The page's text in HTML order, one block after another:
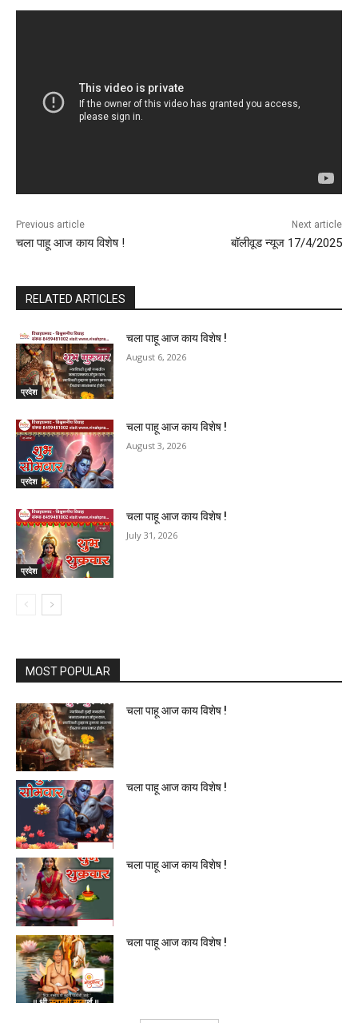
Previous article
चला पाहू आज काय विशेष !
Next article
बॉलीवूड न्यूज 17/4/2025
RELATED ARTICLES
प्रदेश
चला पाहू आज काय विशेष !
August 6, 2026
प्रदेश
चला पाहू आज काय विशेष !
August 3, 2026
प्रदेश
चला पाहू आज काय विशेष !
July 31, 2026
MOST POPULAR
चला पाहू आज काय विशेष !
चला पाहू आज काय विशेष !
चला पाहू आज काय विशेष !
चला पाहू आज काय विशेष !